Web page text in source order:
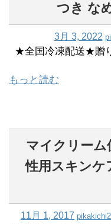
つき な
3月 3, 2022
★全国冷凍配送★贈
もっと読む
マイクリーム
性用スキンケ
11月 1, 2017